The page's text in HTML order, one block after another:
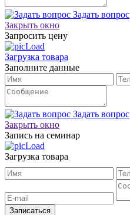
Задать вопрос
Закрыть окно
Запросить цену
Загрузка товара
Заполните данные
Задать вопрос
Закрыть окно
Запись на семинар
Загрузка товара
Записаться